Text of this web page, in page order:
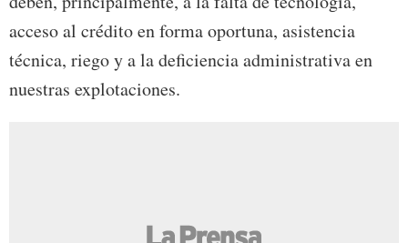
acceso al crédito en forma oportuna, asistencia
técnica, riego y a la deficiencia administrativa en
nuestras explotaciones.